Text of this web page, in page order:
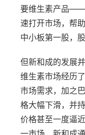
要维生素产品——
速打开市场，帮
中小板第一股，
但新和成的发展
维生素市场经历
市场需求，加之
格大幅下滑，并
价格甚至一度逼